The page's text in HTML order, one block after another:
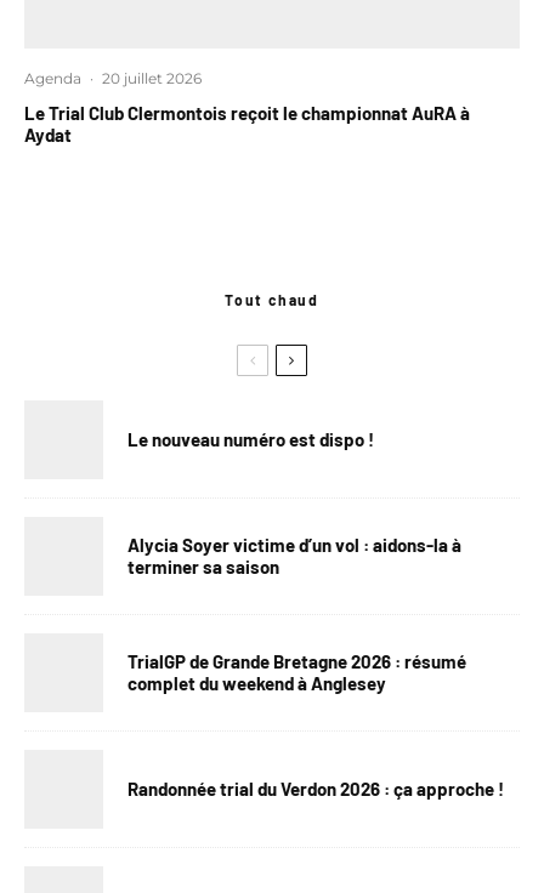
Agenda · 20 juillet 2026
Le Trial Club Clermontois reçoit le championnat AuRA à
Aydat
Tout chaud
Le nouveau numéro est dispo !
Alycia Soyer victime d’un vol : aidons-la à
terminer sa saison
TrialGP de Grande Bretagne 2026 : résumé
complet du weekend à Anglesey
Randonnée trial du Verdon 2026 : ça approche !